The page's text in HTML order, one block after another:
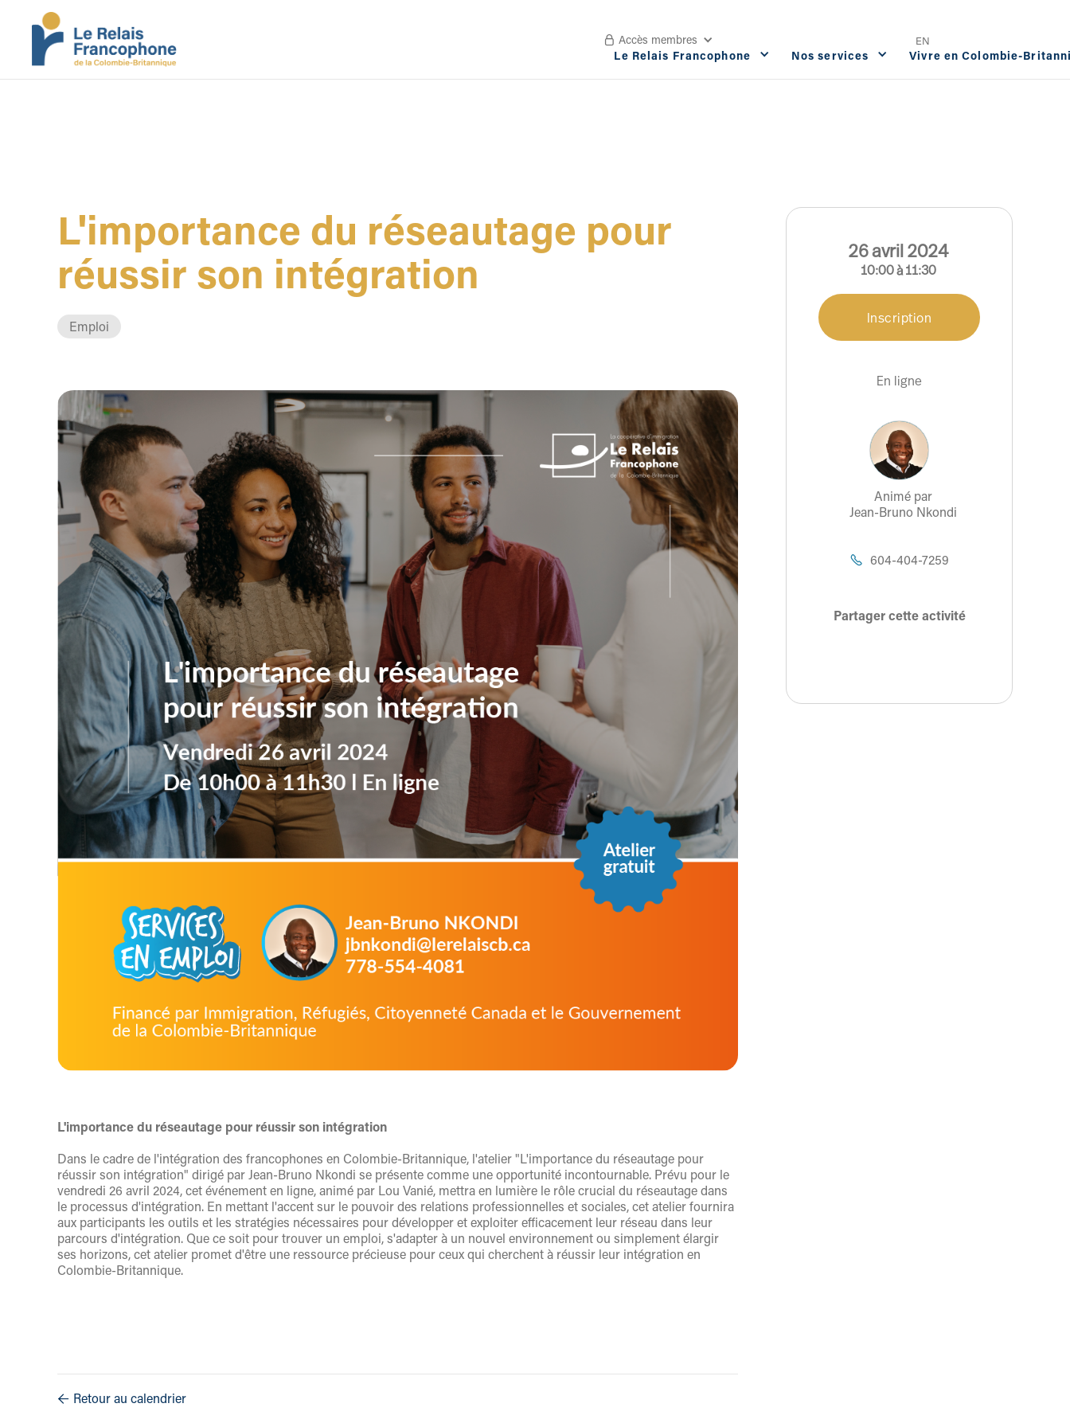
Le Relais Francophone Nos services Vivre en Colombie-
 Accès membres EN
L'importance du réseautage pour
réussir son intégration
Emploi
L'importance du réseautage pour réussir son intégration
Dans le cadre de l'intégration des francophones en Colombie-Britannique, l'atelier "L'importance du réseautage pour
réussir son intégration" dirigé par Jean-Bruno Nkondi se présente comme une opportunité incontournable. Prévu pour le
vendredi 26 avril 2024, cet événement en ligne, animé par Lou Vanié, mettra en lumière le rôle crucial du réseautage dans
le processus d'intégration. En mettant l'accent sur le pouvoir des relations professionnelles et sociales, cet atelier fournira
aux participants les outils et les stratégies nécessaires pour développer et exploiter efficacement leur réseau dans leur
parcours d'intégration. Que ce soit pour trouver un emploi, s'adapter à un nouvel environnement ou simplement élargir
ses horizons, cet atelier promet d'être une ressource précieuse pour ceux qui cherchent à réussir leur intégration en
Colombie-Britannique.
 Retour au calendrier
26avril2024
10:00à 11:30
Inscription
En ligne
Animé par
Jean-Bruno Nkondi
 604-404-7259
Partager cette activité